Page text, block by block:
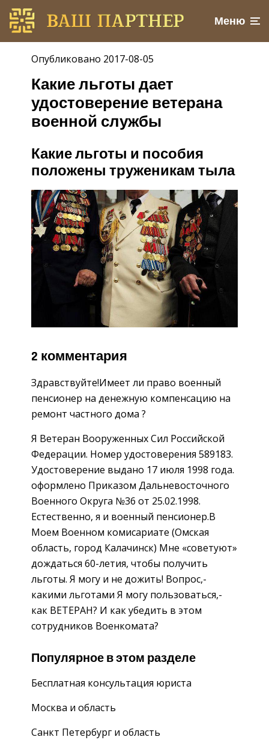
Меню
Опубликовано 2017-08-05
Какие льготы дает
удостоверение ветерана
военной службы
Какие льготы и пособия
положены труженикам тыла
2 комментария
Здравствуйте!Имеет ли право военный
пенсионер на денежную компенсацию на
ремонт частного дома ?
Я Ветеран Вооруженных Сил Российской
Федерации. Номер удостоверения 589183.
Удостоверение выдано 17 июля 1998 года.
оформлено Приказом Дальневосточного
Военного Округа №36 от 25.02.1998.
Естественно, я и военный пенсионер.В
Моем Военном комисариате (Омская
область, город Калачинск) Мне «советуют»
дождаться 60-летия, чтобы получить
льготы. Я могу и не дожить! Вопрос,-
какими льготами Я могу пользоваться,-
как ВЕТЕРАН? И как убедить в этом
сотрудников Военкомата?
Популярное в этом разделе
Бесплатная консультация юриста
Москва и область
Санкт Петербург и область